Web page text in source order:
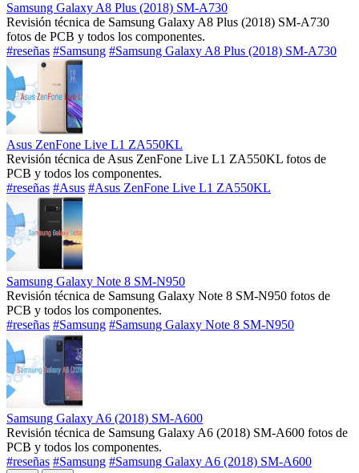
Samsung Galaxy A8 Plus (2018) SM-A730
Revisión técnica de Samsung Galaxy A8 Plus (2018) SM-A730
fotos de PCB y todos los componentes.
#reseñas #Samsung #Samsung Galaxy A8 Plus (2018) SM-A730
Asus ZenFone Live L1 ZA550KL
Revisión técnica de Asus ZenFone Live L1 ZA550KL fotos de
PCB y todos los componentes.
#reseñas #Asus #Asus ZenFone Live L1 ZA550KL
Samsung Galaxy Note 8 SM-N950
Revisión técnica de Samsung Galaxy Note 8 SM-N950 fotos de
PCB y todos los componentes.
#reseñas #Samsung #Samsung Galaxy Note 8 SM-N950
Samsung Galaxy A6 (2018) SM-A600
Revisión técnica de Samsung Galaxy A6 (2018) SM-A600 fotos de
PCB y todos los componentes.
#reseñas #Samsung #Samsung Galaxy A6 (2018) SM-A600